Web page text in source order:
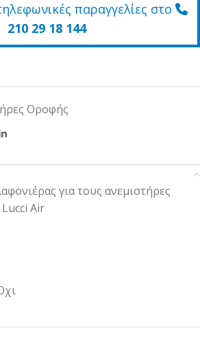
παραγγελίες στο
210 29 18 144
Οροφής
για τους ανεμιστήρες
Air